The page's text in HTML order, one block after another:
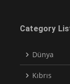
Category
Dünya
Kıbrıs